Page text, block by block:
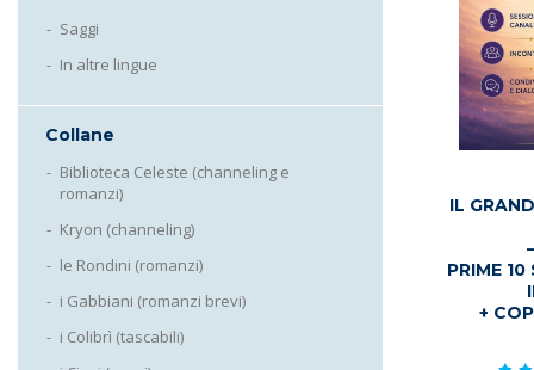
IL
PRIME
+
Saggi
In altre lingue
Collane
Biblioteca Celeste (channeling e
romanzi)
Kryon (channeling)
le Rondini (romanzi)
i Gabbiani (romanzi brevi)
i Colibrì (tascabili)